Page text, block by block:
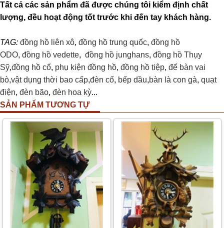
Tất cả các sản phẩm đã được chúng tôi kiểm định chất
lượng, đều hoạt động tốt trước khi đến tay khách hàng.
TAG: đồng hồ liên xô, đồng hồ trung quốc, đồng hồ
ODO, đồng hồ vedette, đồng hồ junghans, đồng hồ Thụy
Sỹ,đồng hồ cổ, phụ kiện đồng hồ, đồng hồ tiệp, để bàn vai
bò,vật dụng thời bao cấp,đèn cổ, bếp dầu,bàn là con gà, quạt
điện, đèn bão, đèn hoa kỳ...
SẢN PHẨM TƯƠNG TỰ